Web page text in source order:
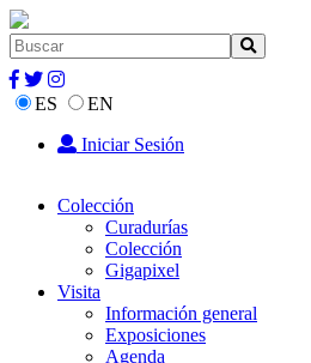
ES
EN
Iniciar Sesión
Colección
Curadurías
Colección
Gigapixel
Visita
Información general
Exposiciones
Agenda